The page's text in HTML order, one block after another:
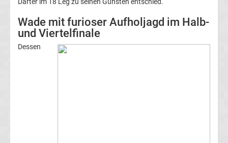
League
Wade mit furioser Aufholjagd im Halb-
und Viertelfinale
Dessen